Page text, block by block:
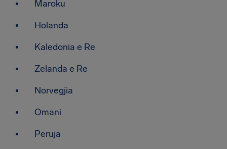
Maroku
Holanda
Kaledonia e Re
Zelanda e Re
Norvegjia
Omani
Peruja